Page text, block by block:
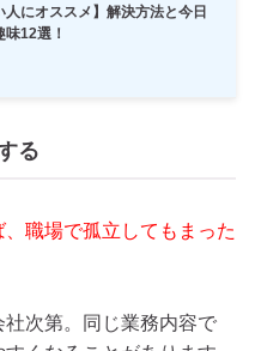
人にオススメ】解決方法と今日
12選！
る
職場で孤立してもまった
次第。同じ業務内容で